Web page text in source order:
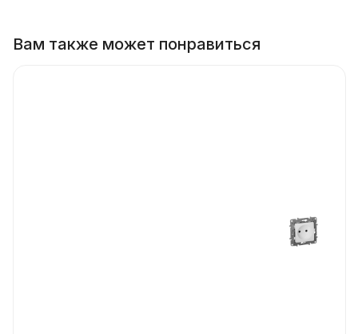
Вам также может понравиться